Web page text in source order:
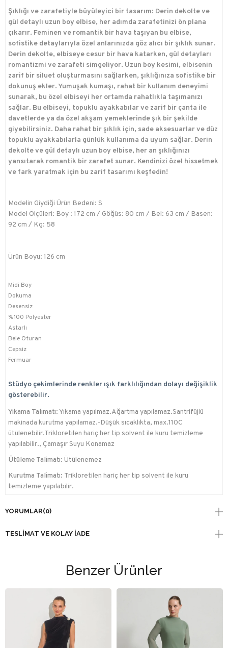
Şıklığı ve zarafetiyle büyüleyici bir tasarım: Derin dekolte ve
gül detaylı uzun boy elbise, her adımda zarafetinizi ön plana
çıkarır. Feminen ve romantik bir hava taşıyan bu elbise,
sofistike detaylarıyla özel anlarınızda göz alıcı bir şıklık sunar.
Derin dekolte, elbiseye cesur bir hava katarken, gül detayları
romantizmi ve zarafeti simgeliyor. Uzun boy kesimi, elbisenin
zarif bir siluet oluşturmasını sağlarken, şıklığınıza sofistike bir
dokunuş ekler. Yumuşak kumaşı, rahat bir kullanım deneyimi
sunarak, bu özel elbiseyi her ortamda rahatlıkla taşımanızı
sağlar. Bu elbiseyi, topuklu ayakkabılar ve zarif bir çanta ile
davetlerde ya da özel akşam yemeklerinde şık bir şekilde
giyebilirsiniz. Daha rahat bir şıklık için, sade aksesuarlar ve düz
topuklu ayakkabılarla günlük kullanıma da uyum sağlar. Derin
dekolte ve gül detaylı uzun boy elbise, her an şıklığınızı
yansıtarak romantik bir zarafet sunar. Kendinizi özel hissetmek
ve fark yaratmak için bu zarif tasarımı keşfedin!
Modelin Giydiği Ürün Bedeni: S
Model Ölçüleri: Boy : 172 cm / Göğüs: 80 cm / Bel: 63 cm / Basen:
92 cm / Kg: 58
Ürün Boyu: 126 cm
Midi Boy
Dokuma
Desensiz
%100 Polyester
Astarlı
Bele Oturan
Cepsiz
Fermuar
Stüdyo çekimlerinde renkler ışık farklılığından dolayı değişiklik
gösterebilir.
Yıkama Talimatı:Yıkama yapılmaz.Ağartma yapılamaz.Santrifüjlü
makinada kurutma yapılamaz.-Düşük sıcaklıkta, max.110C
ütülenebilir.Trikloretilen hariç her tip solvent ile kuru temizleme
yapılabilir., Çamaşır Suyu Konamaz
Ütüleme Talimatı: Ütülenemez
Kurutma Talimatı: Trikloretilen hariç her tip solvent ile kuru
temizleme yapılabilir.
YORUMLAR(0)
TESLIMAT VE KOLAY İADE
Benzer Ürünler